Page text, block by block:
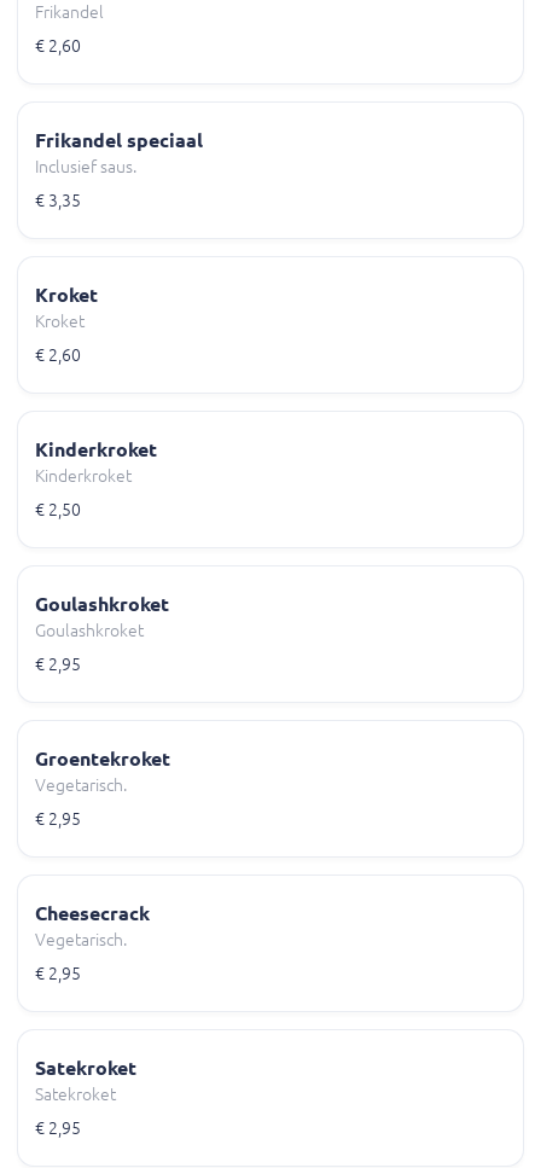
Frikandel
€ 2,60
Frikandel speciaal
Inclusief saus.
€ 3,35
Kroket
Kroket
€ 2,60
Kinderkroket
Kinderkroket
€ 2,50
Goulashkroket
Goulashkroket
€ 2,95
Groentekroket
Vegetarisch.
€ 2,95
Cheesecrack
Vegetarisch.
€ 2,95
Satekroket
Satekroket
€ 2,95